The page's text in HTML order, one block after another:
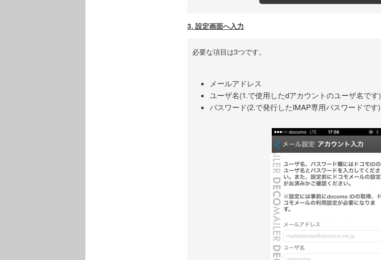
3. 設定画面へ入力
必要な項目は3つです。
メールアドレス
ユーザ名(1.で使用したdアカウントのユーザ名です)
パスワード(2.で発行したIMAP専用パスワードです)